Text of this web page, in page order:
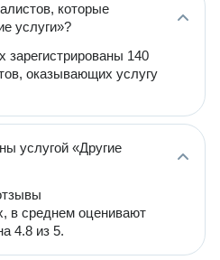
которые
услуги»?
140
оказывающих услугу
услугой «Другие
в среднем оценивают
4.8 из 5.